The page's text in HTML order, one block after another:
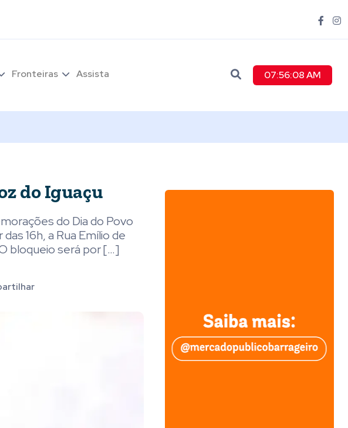
Fronteiras Assista 07:56:10 AM
do Iguaçu
do Dia do Povo
16h, a Rua Emílio de
bloqueio será por […]